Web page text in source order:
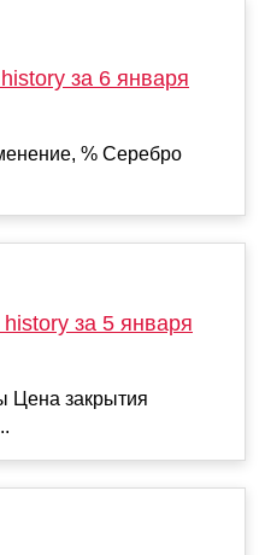
за 6 января
% Серебро
за 5 января
Цена закрытия